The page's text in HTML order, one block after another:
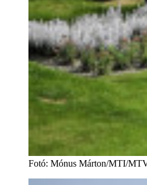
Fotó: Mónus Márton/MTI/